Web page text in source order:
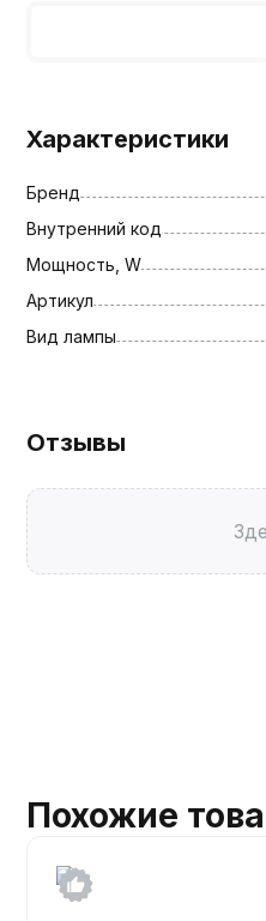
Характеристики
Бренд
Внутренний код
Мощность, W
Артикул
Вид лампы
Отзывы
Похожие